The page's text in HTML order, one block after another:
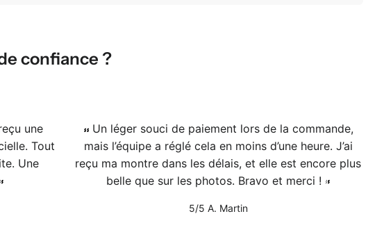
confiance ?
une
Tout
Une
Un léger souci de paiement lors de la commande,
mais l’équipe a réglé cela en moins d’une heure. J’ai
reçu ma montre dans les délais, et elle est encore plus
belle que sur les photos. Bravo et merci !
5/5 A. Martin